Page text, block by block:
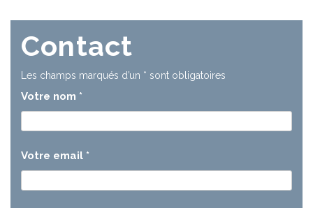
Contact
Les champs marqués d’un * sont obligatoires
Votre nom *
Votre email *